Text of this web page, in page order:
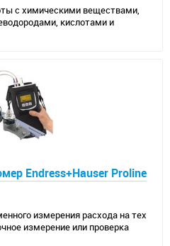
с химическими веществами,
кислотами и
Endress+Hauser Proline
измерения расхода на тех
измерение или проверка